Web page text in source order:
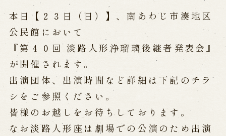
公演情報
公演カレンダー
開催中の公演
近日開催の公演
出張公演
出張公演
学校公演
海外旅行客向け特別公演「くにうみ」
本日【２３日（日）】、南あわじ市湊地区
公民館において
『第４０回 淡路人形浄瑠璃後継者発表会』
が開催されます。
出演団体、出演時間など詳細は下記のチラ
シをご参照ください。
皆様のお越しをお待ちしております。
なお淡路人形座は劇場での公演のため出演